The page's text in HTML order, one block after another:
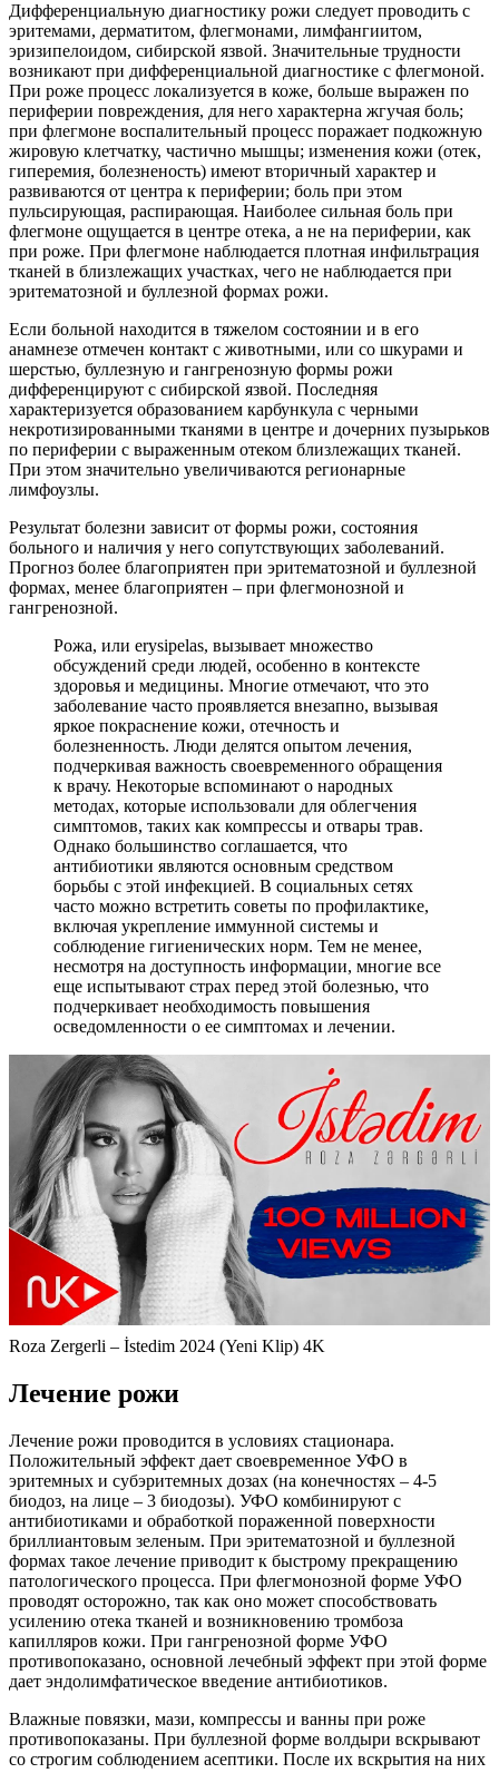
Дифференциальную диагностику рожи следует проводить с
эритемами, дерматитом, флегмонами, лимфангиитом,
эризипелоидом, сибирской язвой. Значительные трудности
возникают при дифференциальной диагностике с флегмоной.
При роже процесс локализуется в коже, больше выражен по
периферии повреждения, для него характерна жгучая боль;
при флегмоне воспалительный процесс поражает подкожную
жировую клетчатку, частично мышцы; изменения кожи (отек,
гиперемия, болезненость) имеют вторичный характер и
развиваются от центра к периферии; боль при этом
пульсирующая, распирающая. Наиболее сильная боль при
флегмоне ощущается в центре отека, а не на периферии, как
при роже. При флегмоне наблюдается плотная инфильтрация
тканей в близлежащих участках, чего не наблюдается при
эритематозной и буллезной формах рожи.
Если больной находится в тяжелом состоянии и в его
анамнезе отмечен контакт с животными, или со шкурами и
шерстью, буллезную и гангренозную формы рожи
дифференцируют с сибирской язвой. Последняя
характеризуется образованием карбункула с черными
некротизированными тканями в центре и дочерних пузырьков
по периферии с выраженным отеком близлежащих тканей.
При этом значительно увеличиваются регионарные
лимфоузлы.
Результат болезни зависит от формы рожи, состояния
больного и наличия у него сопутствующих заболеваний.
Прогноз более благоприятен при эритематозной и буллезной
формах, менее благоприятен – при флегмонозной и
гангренозной.
Рожа, или erysipelas, вызывает множество
обсуждений среди людей, особенно в контексте
здоровья и медицины. Многие отмечают, что это
заболевание часто проявляется внезапно, вызывая
яркое покраснение кожи, отечность и
болезненность. Люди делятся опытом лечения,
подчеркивая важность своевременного обращения
к врачу. Некоторые вспоминают о народных
методах, которые использовали для облегчения
симптомов, таких как компрессы и отвары трав.
Однако большинство соглашается, что
антибиотики являются основным средством
борьбы с этой инфекцией. В социальных сетях
часто можно встретить советы по профилактике,
включая укрепление иммунной системы и
соблюдение гигиенических норм. Тем не менее,
несмотря на доступность информации, многие все
еще испытывают страх перед этой болезнью, что
подчеркивает необходимость повышения
осведомленности о ее симптомах и лечении.
Roza Zergerli – İstedim 2024 (Yeni Klip) 4K
Лечение рожи
Лечение рожи проводится в условиях стационара.
Положительный эффект дает своевременное УФО в
эритемных и субэритемных дозах (на конечностях – 4-5
биодоз, на лице – 3 биодозы). УФО комбинируют с
антибиотиками и обработкой пораженной поверхности
бриллиантовым зеленым. При эритематозной и буллезной
формах такое лечение приводит к быстрому прекращению
патологического процесса. При флегмонозной форме УФО
проводят осторожно, так как оно может способствовать
усилению отека тканей и возникновению тромбоза
капилляров кожи. При гангренозной форме УФО
противопоказано, основной лечебный эффект при этой форме
дает эндолимфатическое введение антибиотиков.
Влажные повязки, мази, компрессы и ванны при роже
противопоказаны. При буллезной форме волдыри вскрывают
со строгим соблюдением асептики. После их вскрытия на них